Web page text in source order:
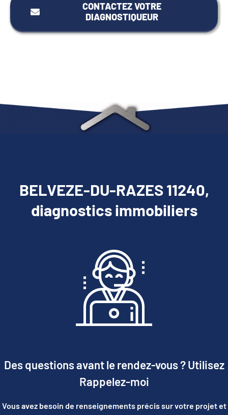
CONTACTEZ VOTRE
DIAGNOSTIQUEUR
BELVEZE-DU-RAZES 11240,
diagnostics immobiliers
Des questions avant le rendez-vous ? Utilisez
Rappelez-moi
Vous avez besoin de renseignements précis sur votre projet et